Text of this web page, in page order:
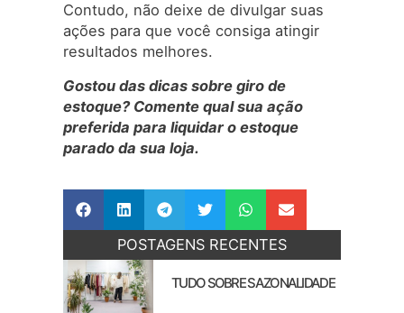
Contudo, não deixe de divulgar suas
ações para que você consiga atingir
resultados melhores.
Gostou das dicas sobre giro de
estoque? Comente qual sua ação
preferida para liquidar o estoque
parado da sua loja.
POSTAGENS RECENTES
TUDO SOBRE SAZONALIDADE